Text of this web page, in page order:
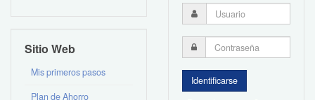
Sitio Web
Mis primeros pasos
Plan de Ahorro